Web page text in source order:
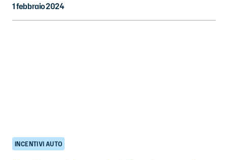
1 febbraio 2024
INCENTIVI AUTO